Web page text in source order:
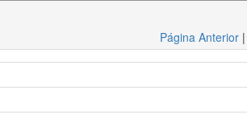
Página Anterior |